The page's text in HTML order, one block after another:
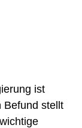
ist
Befund stellt